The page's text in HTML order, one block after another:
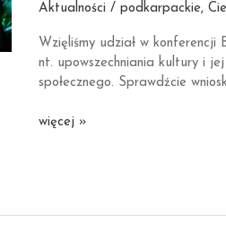
Aktualności / podkarpackie,
Wzięliśmy udział w konferencji
nt. upowszechniania kultury i
społecznego. Sprawdźcie
„Rola
społecznego
więcej »